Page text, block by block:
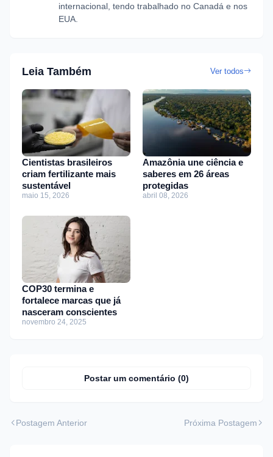
internacional, tendo trabalhado no Canadá e nos
EUA.
Leia Também Ver todos
Cientistas brasileiros
criam fertilizante mais
sustentável
maio 15, 2026
Amazônia une ciência e
saberes em 26 áreas
protegidas
abril 08, 2026
COP30 termina e
fortalece marcas que já
nasceram conscientes
novembro 24, 2025
Postar um comentário (0)
Postagem Anterior Próxima Postagem